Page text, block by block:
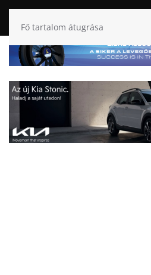
Fő tartalom átugrása